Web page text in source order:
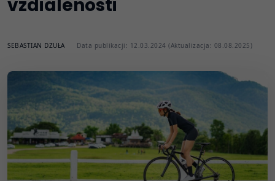
vzdialenosti
SEBASTIAN DZUŁA Data publikacji: 12.03.2024 (Aktualizacja: 08.08.2025)